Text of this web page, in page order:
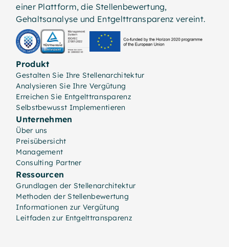
einer Plattform, die Stellenbewertung,
Gehaltsanalyse und Entgelttransparenz vereint.
Produkt
Gestalten Sie Ihre Stellenarchitektur
Analysieren Sie Ihre Vergütung
Erreichen Sie Entgelttransparenz
Selbstbewusst Implementieren
Unternehmen
Über uns
Preisübersicht
Management
Consulting Partner
Ressourcen
Grundlagen der Stellenarchitektur
Methoden der Stellenbewertung
Informationen zur Vergütung
Leitfaden zur Entgelttransparenz